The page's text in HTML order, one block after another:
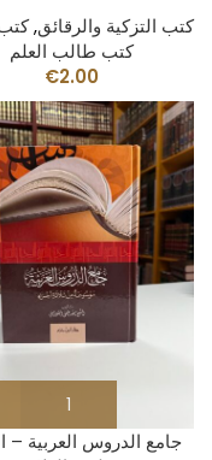
كتب التزكية والرقائق,
كتب طالب العلم
€2.00
جامع الدروس العربية –